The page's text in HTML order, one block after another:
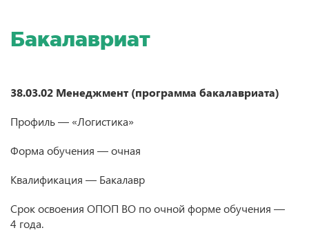
Бакалавриат
38.03.02 Менеджмент (программа бакалавриата)
Профиль — «Логистика»
Форма обучения — очная
Квалификация — Бакалавр
Срок освоения ОПОП ВО по очной форме обучения —
4 года.